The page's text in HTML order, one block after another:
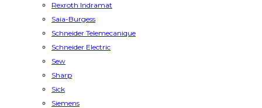
Rexroth Indramat
Saia-Burgess
Schneider Telemecanique
Schneider Electric
Sew
Sharp
Sick
Siemens